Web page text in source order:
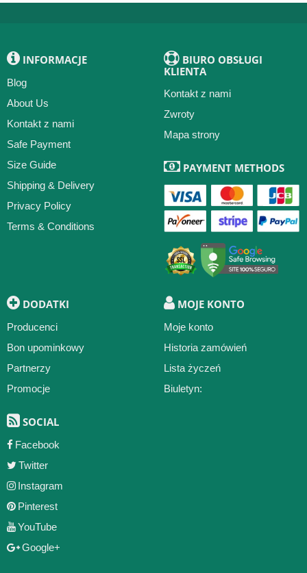
INFORMACJE
Blog
About Us
Kontakt z nami
Safe Payment
Size Guide
Shipping & Delivery
Privacy Policy
Terms & Conditions
BIURO OBSŁUGI
KLIENTA
Kontakt z nami
Zwroty
Mapa strony
PAYMENT METHODS
DODATKI
Producenci
Bon upominkowy
Partnerzy
Promocje
MOJE KONTO
Moje konto
Historia zamówień
Lista życzeń
Biuletyn:
SOCIAL
Facebook
Twitter
Instagram
Pinterest
YouTube
Google+